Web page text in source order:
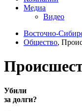
Медиа
Видео
Восточно-
Общество,
Убили
за долги?